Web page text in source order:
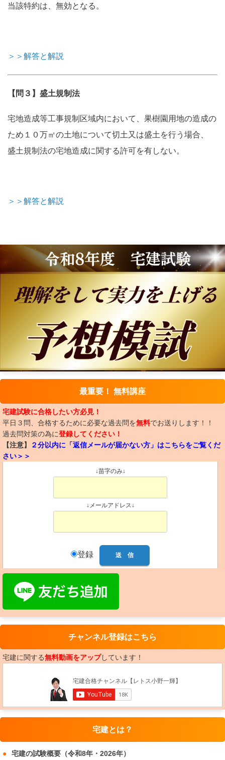
当該特約は、無効となる。
＞＞解答と解説
【問３】盛土規制法
宅地造成等工事規制区域内において、果樹園用地の造成の
ため１０万㎡の土地について切土又は盛土を行う場合、
盛土規制法の宅地造成に関する許可を有しない。
＞＞解答と解説
最重要！ 無料講座
宅建試験に合格したい方必見！
平日３問、合格するために必要な過去問を無料でお送りします！！
過去問対策の為に登録してください！
【注意】
２分以内に「返信メールが届かない方」はこちらをご覧くだ
さい＞＞
↓苗字のみ↓
↓メールアドレス↓
登録
チャンネル登録はこちら
宅建に関する無料動画をアップしています！
宅建とは？
宅建の試験概要（令和8年・2026年）